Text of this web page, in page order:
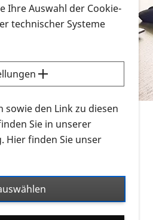
in verschiedenen
Ort
Sie nach Infonmaterial
bzw. herunterladen
dieErklärvideos zum
der PRO RETINA-Website
Menschen an.
sämtliches Infomaterial
um ausschließlich
Audios oder Videos zu
und Broschüren werden in
Ihre Auswahl der Cookie-
technischer Systeme
den Link zu diesen
Sie in unserer
. Hier finden Sie unser